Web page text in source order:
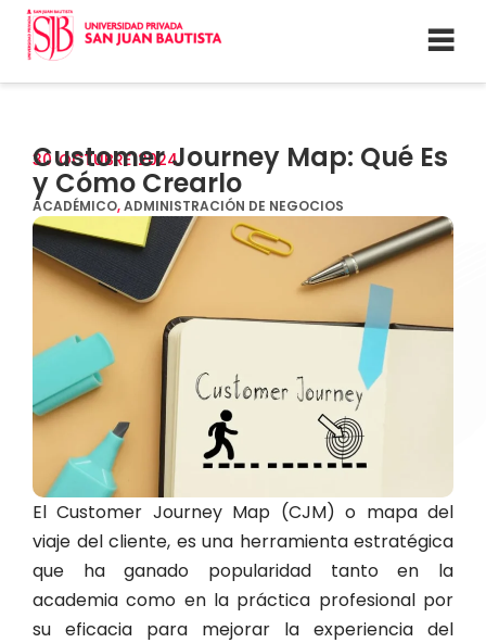
30 OCTUBRE 2024
Customer Journey Map: Qué Es
y Cómo Crearlo
ACADÉMICO,ADMINISTRACIÓN DE NEGOCIOS
El Customer Journey Map (CJM) o mapa del
viaje del cliente, es una herramienta estratégica
que ha ganado popularidad tanto en la
academia como en la práctica profesional por
su eficacia para mejorar la experiencia del